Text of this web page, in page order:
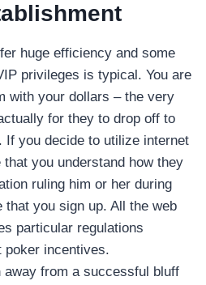
huge efficiency and some
privileges is typical. You are
with your dollars – the very
for they to drop off to
If you decide to utilize internet
you understand how they
ruling him or her during
you sign up. All the web
particular regulations
poker incentives.
away from a successful bluff